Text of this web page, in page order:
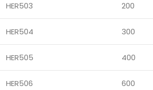
HER503 200
HER504 300
HER505 400
HER506 600